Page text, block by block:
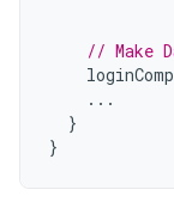
// Make
...
}
}